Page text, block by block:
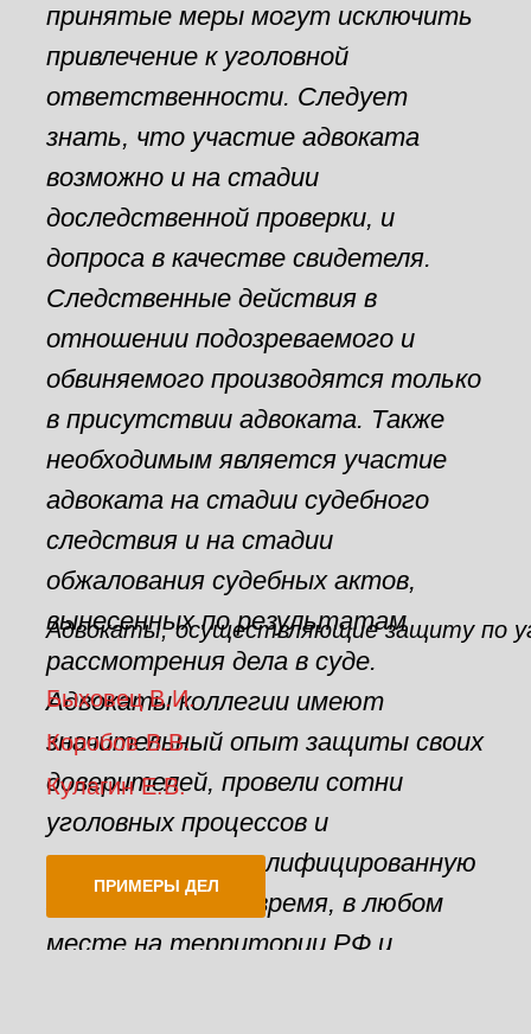
принятые меры могут исключить
привлечение к уголовной
ответственности. Следует
знать, что участие адвоката
возможно и на стадии
доследственной проверки, и
допроса в качестве свидетеля.
Следственные действия в
отношении подозреваемого и
обвиняемого производятся только
в присутствии адвоката. Также
необходимым является участие
адвоката на стадии судебного
следствия и на стадии
обжалования судебных актов,
вынесенных по результатам
рассмотрения дела в суде.
Адвокаты коллегии имеют
значительный опыт защиты своих
доверителей, провели сотни
уголовных процессов и
гарантируют квалифицированную
защиту в любое время, в любом
месте на территории РФ и
ПРИМЕРЫ ДЕЛ
Адвокаты, осуществляющие защиту по
Кулагин Е.В.
Коробов В.В.
Быховец В.И.